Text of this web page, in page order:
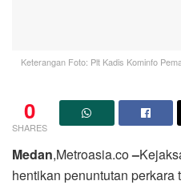
Keterangan Foto: Plt Kadis Kominfo
0
SHARES
Medan,Metroasia.co–
hentikan penuntutan